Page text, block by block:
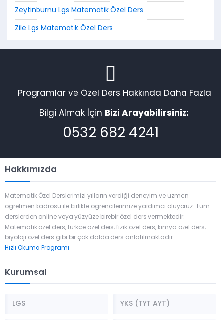
Zeytinburnu Lgs Matematik Özel Ders
Zile Lgs Matematik Özel Ders
Programlar ve Özel Ders Hakkında Daha Fazla
Bilgi Almak İçin Bizi Arayabilirsiniz:
0532 682 4241
Hakkımızda
Matematik Özel Derslerimizi yılların verdiği deneyim ve uzman
öğretmen kadrosu ile birlikte öğrencilerimize yardımcı oluyoruz. Tüm
derslerden online veya yüzyüze birebir özel ders vermektedir.
Matematik özel ders, türkçe özel ders, fizik özel ders, kimya özel ders,
biyoloji özel ders gibi bir çok dalda ders anlatılmaktadır.
Hızlı Okuma Programı
Kurumsal
LGS YKS (TYT AYT)